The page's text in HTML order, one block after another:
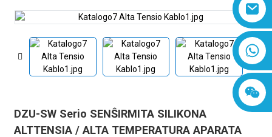
8618019377761
DZU-SW Serio SENŜIRMITA SILIKONA
ALTTENSIA / ALTA TEMPERATURA APARATA